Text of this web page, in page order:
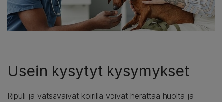
Usein kysytyt kysymykset
Ripuli ja vatsavaivat koirilla voivat herättää huolta ja